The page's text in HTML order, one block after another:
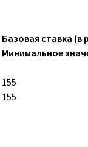
Базовая ставка (в
Минимальное
155
155